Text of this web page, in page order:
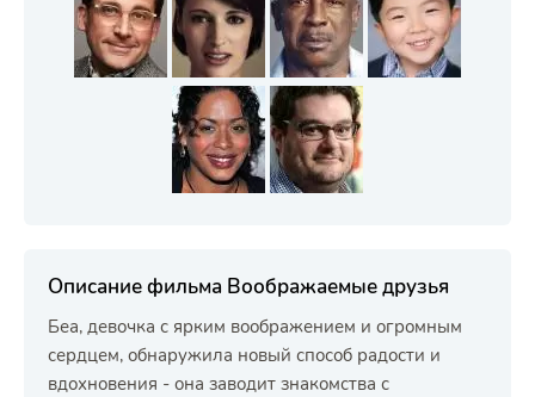
Описание фильма Воображаемые друзья
Беа, девочка с ярким воображением и огромным
сердцем, обнаружила новый способ радости и
вдохновения - она заводит знакомства с